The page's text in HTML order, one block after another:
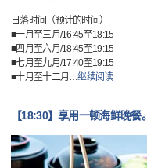
日落时间（预计的时间）
■一月至三月/16:45至18:15
■四月至六月/18:45至19:15
■七月至九月/17:40至19:15
■十月至十二月 …继续阅读
【18:30】享用一顿海鲜晚餐。